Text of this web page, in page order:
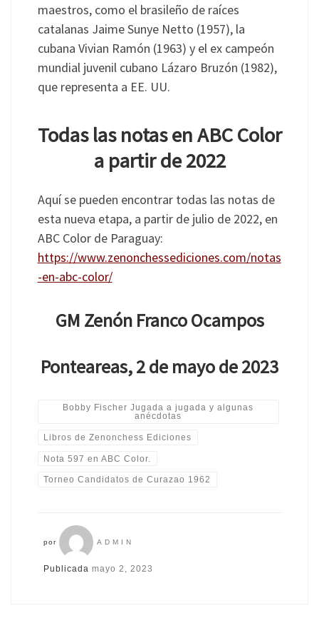
maestros, como el brasileño de raíces
catalanas Jaime Sunye Netto (1957), la
cubana Vivian Ramón (1963) y el ex campeón
mundial juvenil cubano Lázaro Bruzón (1982),
que representa a EE. UU.
Todas las notas en ABC Color
a partir de 2022
Aquí se pueden encontrar todas las notas de
esta nueva etapa, a partir de julio de 2022, en
ABC Color de Paraguay:
https://www.zenonchessediciones.com/notas
-en-abc-color/
GM Zenón Franco Ocampos
Ponteareas, 2 de mayo de 2023
Bobby Fischer Jugada a jugada y algunas
anécdotas
Libros de Zenonchess Ediciones
Nota 597 en ABC Color.
Torneo Candidatos de Curazao 1962
por ADMIN
Publicada mayo 2, 2023